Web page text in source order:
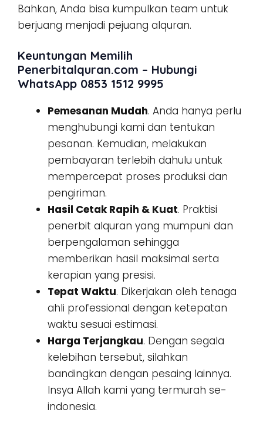
Bahkan, Anda bisa kumpulkan team untuk
berjuang menjadi pejuang alquran.
Keuntungan Memilih
Penerbitalquran.com – Hubungi
WhatsApp 0853 1512 9995
Pemesanan Mudah. Anda hanya perlu
menghubungi kami dan tentukan
pesanan. Kemudian, melakukan
pembayaran terlebih dahulu untuk
mempercepat proses produksi dan
pengiriman.
Hasil Cetak Rapih & Kuat. Praktisi
penerbit alquran yang mumpuni dan
berpengalaman sehingga
memberikan hasil maksimal serta
kerapian yang presisi.
Tepat Waktu. Dikerjakan oleh tenaga
ahli professional dengan ketepatan
waktu sesuai estimasi.
Harga Terjangkau. Dengan segala
kelebihan tersebut, silahkan
bandingkan dengan pesaing lainnya.
Insya Allah kami yang termurah se-
indonesia.